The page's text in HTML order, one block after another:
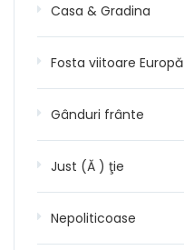
Casa & Gradina
Fosta viitoare Europă
Gânduri frânte
Just (Ă ) ţie
Nepoliticoase